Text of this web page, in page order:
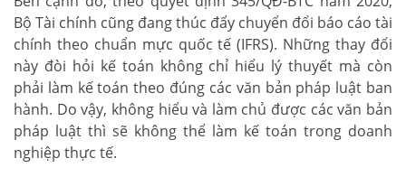
Bộ Tài chính cũng đang thúc đẩy chuyển đổi báo cáo tài
chính theo chuẩn mực quốc tế (IFRS). Những thay đổi
này đòi hỏi kế toán không chỉ hiểu lý thuyết mà còn
phải làm kế toán theo đúng các văn bản pháp luật ban
hành. Do vậy, không hiểu và làm chủ được các văn bản
pháp luật thì sẽ không thể làm kế toán trong doanh
nghiệp thực tế.